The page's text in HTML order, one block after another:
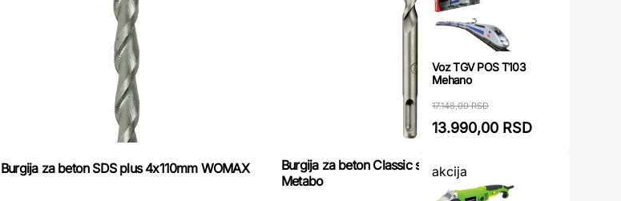
Burgija za beton SDS plus 4x110mm WOMAX
Burgija za beton Classic sds+ 5/50/110
Metabo
Voz TGV POS T103
Mehano
17.148,00 RSD
13.990,00 RSD
akcija